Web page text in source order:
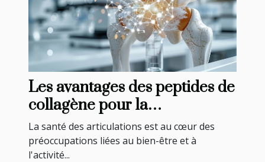
Les avantages des peptides de
collagène pour la
régénération du cartilage
La santé des articulations est au cœur des
préoccupations liées au bien-être et à
l'activité...